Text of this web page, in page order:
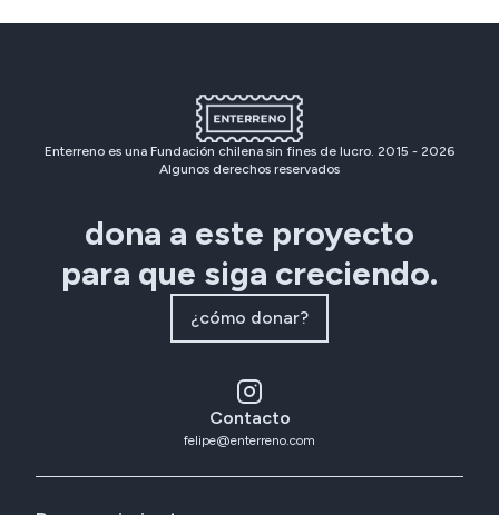
Enterreno es una Fundación chilena sin fines de lucro. 2015 - 2026
Algunos derechos reservados
dona a este proyecto
para que siga creciendo.
¿cómo donar?
Contacto
felipe@enterreno.com